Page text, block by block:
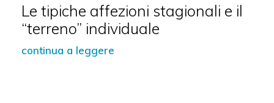
Le tipiche affezioni stagionali e il
“terreno” individuale
continua a leggere